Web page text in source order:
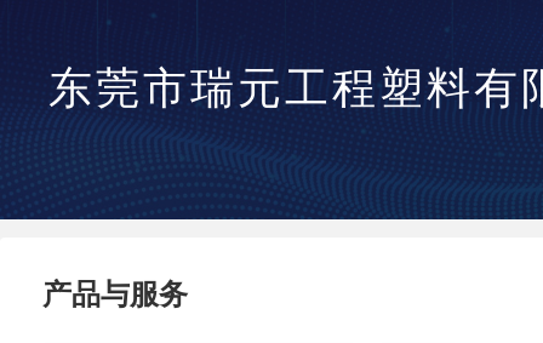
东莞市瑞元工程塑料有
产品与服务